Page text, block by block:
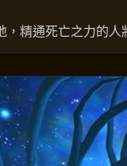
精通死亡之力的